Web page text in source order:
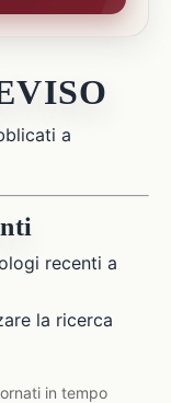
a
recenti a
la ricerca
in tempo